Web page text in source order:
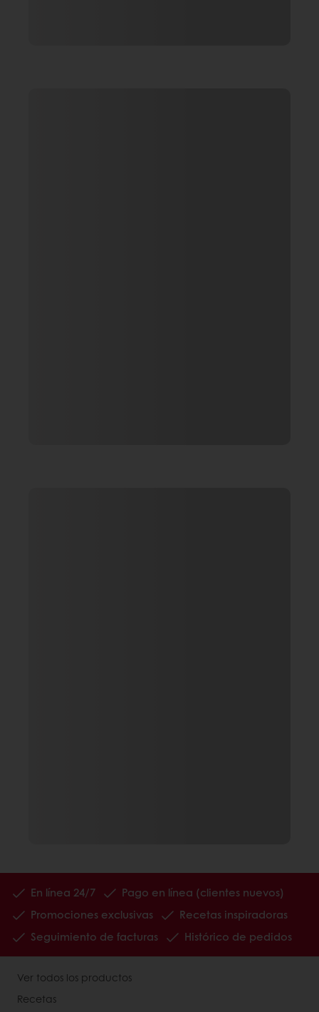
En línea 24/7
Pago en línea (clientes nuevos)
Promociones exclusivas
Recetas inspiradoras
Seguimiento de facturas
Histórico de pedidos
Ver todos los productos
Recetas